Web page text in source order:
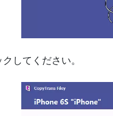
してください。